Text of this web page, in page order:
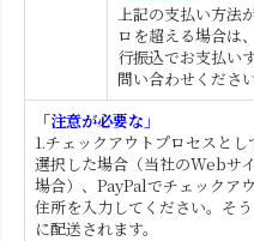
上記の支払い方法
ロを超える場合は
行振込でお支払い
問い合わせください
「注意が必要な」
1.チェックアウトプロセスと
選択した場合（当社のWebサ
場合）、PayPalでチェックア
住所を入力してください。そ
に配送されます。